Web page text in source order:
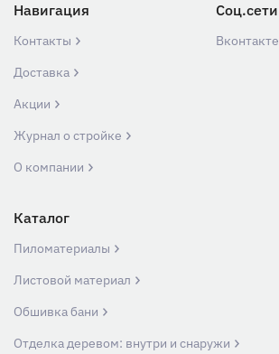
Навигация
Контакты
Доставка
Акции
Журнал о стройке
О компании
Соц.сети
Вконтакте
Каталог
Пиломатериалы
Листовой материал
Обшивка бани
Отделка деревом: внутри и снаружи